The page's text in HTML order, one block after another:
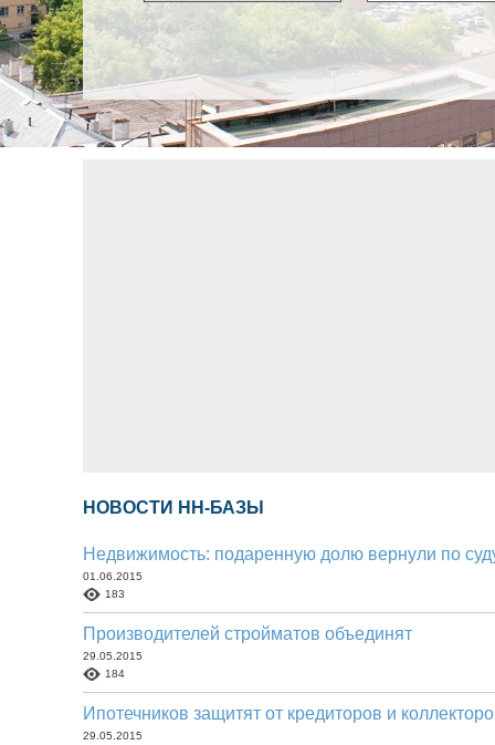
НОВОСТИ НН-БАЗЫ
Недвижимость: подаренную долю вернули по
01.06.2015
183
Производителей стройматов объединят
29.05.2015
184
Ипотечников защитят от кредиторов и
29.05.2015